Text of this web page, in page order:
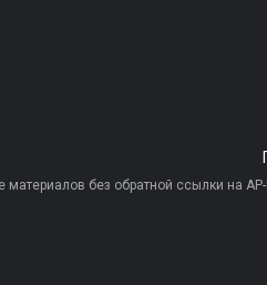
материалов без обратной ссылки на